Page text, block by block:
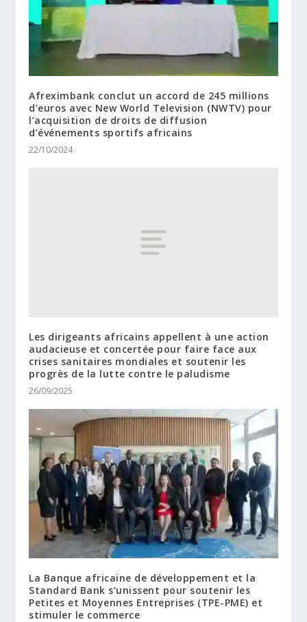
Afreximbank conclut un accord de 245 millions
d’euros avec New World Television (NWTV) pour
l’acquisition de droits de diffusion
d’événements sportifs africains
22/10/2024
Les dirigeants africains appellent à une action
audacieuse et concertée pour faire face aux
crises sanitaires mondiales et soutenir les
progrès de la lutte contre le paludisme
26/09/2025
La Banque africaine de développement et la
Standard Bank s’unissent pour soutenir les
Petites et Moyennes Entreprises (TPE-PME) et
stimuler le commerce